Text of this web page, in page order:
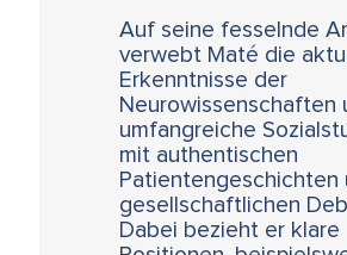
Auf seine fesselnde
verwebt Maté die
Erkenntnisse der
Neurowissenschaften
umfangreiche
mit authentischen
Patientengeschichten
gesellschaftlichen
Dabei bezieht er klare